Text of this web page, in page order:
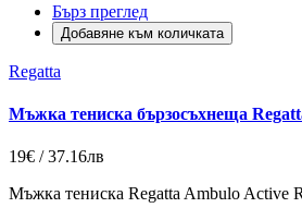
Бърз преглед
Добавяне към количката
Regatta
Мъжка тениска бързосъхнеща
19€ / 37.16лв
Мъжка тениска Regatta Ambulo Active